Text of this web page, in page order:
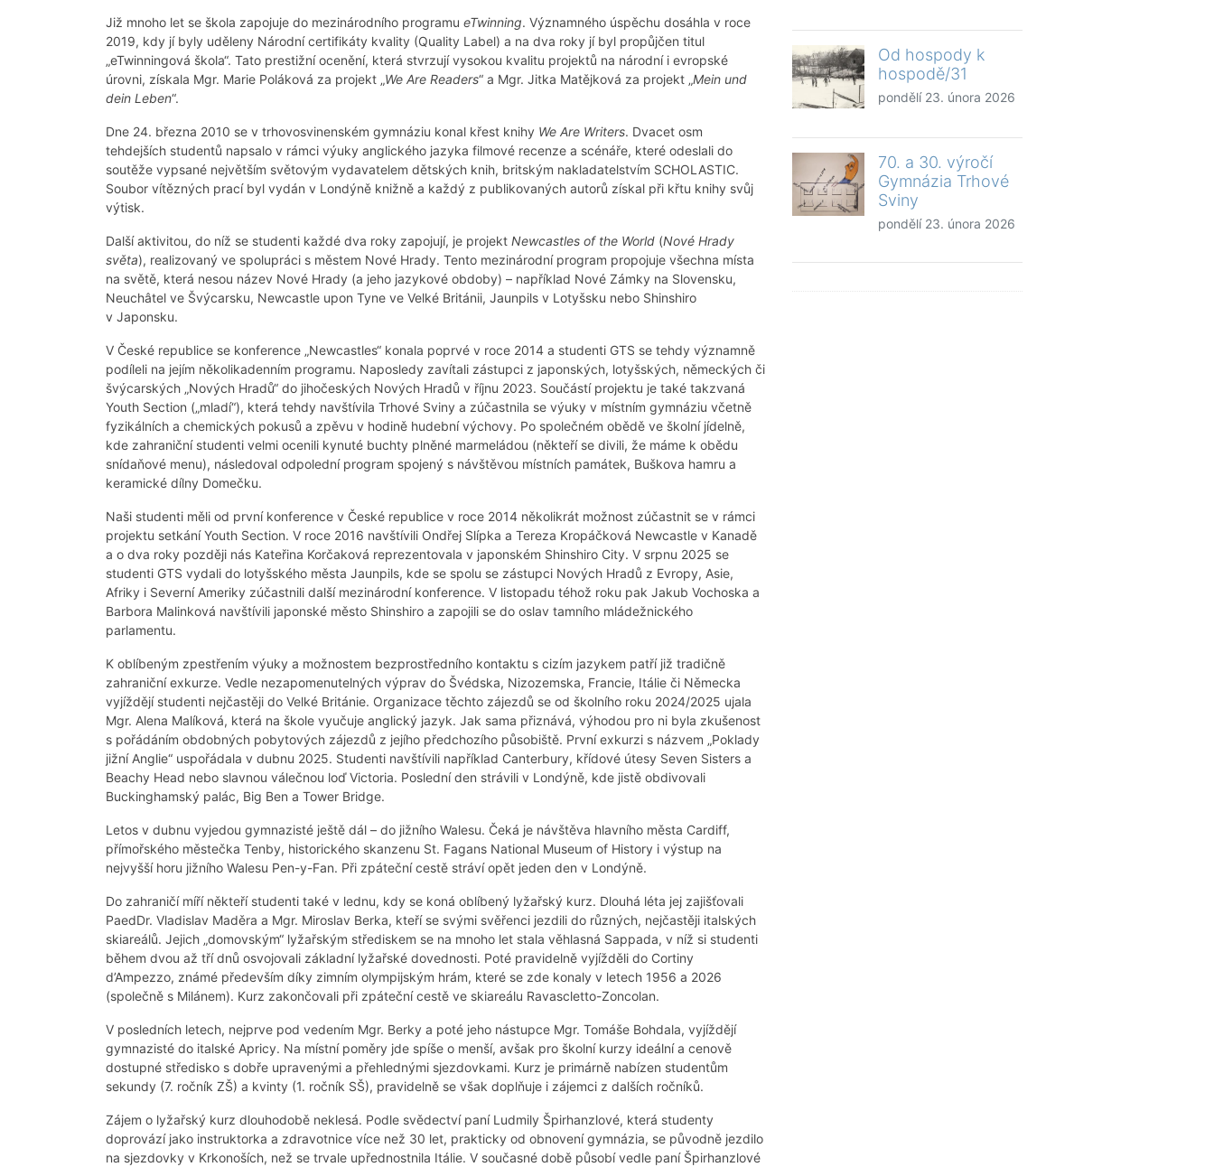
Již mnoho let se škola zapojuje do mezinárodního programu eTwinning. Významného úspěchu dosáhla v roce
2019, kdy jí byly uděleny Národní certifikáty kvality (Quality Label) a na dva roky jí byl propůjčen titul
„eTwinningová škola“. Tato prestižní ocenění, která stvrzují vysokou kvalitu projektů na národní i evropské
úrovni, získala Mgr. Marie Poláková za projekt „We Are Readers“ a Mgr. Jitka Matějková za projekt „Mein und
dein Leben“.
Dne 24. března 2010 se v trhovosvinenském gymnáziu konal křest knihy We Are Writers. Dvacet osm
tehdejších studentů napsalo v rámci výuky anglického jazyka filmové recenze a scénáře, které odeslali do
soutěže vypsané největším světovým vydavatelem dětských knih, britským nakladatelstvím SCHOLASTIC.
Soubor vítězných prací byl vydán v Londýně knižně a každý z publikovaných autorů získal při křtu knihy svůj
výtisk.
Další aktivitou, do níž se studenti každé dva roky zapojují, je projekt Newcastles of the World (Nové Hrady
světa), realizovaný ve spolupráci s městem Nové Hrady. Tento mezinárodní program propojuje všechna místa
na světě, která nesou název Nové Hrady (a jeho jazykové obdoby) – například Nové Zámky na Slovensku,
Neuchâtel ve Švýcarsku, Newcastle upon Tyne ve Velké Británii, Jaunpils v Lotyšsku nebo Shinshiro
v Japonsku.
V České republice se konference „Newcastles“ konala poprvé v roce 2014 a studenti GTS se tehdy významně
podíleli na jejím několikadenním programu. Naposledy zavítali zástupci z japonských, lotyšských, německých či
švýcarských „Nových Hradů“ do jihočeských Nových Hradů v říjnu 2023. Součástí projektu je také takzvaná
Youth Section („mladí“), která tehdy navštívila Trhové Sviny a zúčastnila se výuky v místním gymnáziu včetně
fyzikálních a chemických pokusů a zpěvu v hodině hudební výchovy. Po společném obědě ve školní jídelně,
kde zahraniční studenti velmi ocenili kynuté buchty plněné marmeládou (někteří se divili, že máme k obědu
snídaňové menu), následoval odpolední program spojený s návštěvou místních památek, Buškova hamru a
keramické dílny Domečku.
Naši studenti měli od první konference v České republice v roce 2014 několikrát možnost zúčastnit se v rámci
projektu setkání Youth Section. V roce 2016 navštívili Ondřej Slípka a Tereza Kropáčková Newcastle v Kanadě
a o dva roky později nás Kateřina Korčaková reprezentovala v japonském Shinshiro City. V srpnu 2025 se
studenti GTS vydali do lotyšského města Jaunpils, kde se spolu se zástupci Nových Hradů z Evropy, Asie,
Afriky i Severní Ameriky zúčastnili další mezinárodní konference. V listopadu téhož roku pak Jakub Vochoska a
Barbora Malinková navštívili japonské město Shinshiro a zapojili se do oslav tamního mládežnického
parlamentu.
K oblíbeným zpestřením výuky a možnostem bezprostředního kontaktu s cizím jazykem patří již tradičně
zahraniční exkurze. Vedle nezapomenutelných výprav do Švédska, Nizozemska, Francie, Itálie či Německa
vyjíždějí studenti nejčastěji do Velké Británie. Organizace těchto zájezdů se od školního roku 2024/2025 ujala
Mgr. Alena Malíková, která na škole vyučuje anglický jazyk. Jak sama přiznává, výhodou pro ni byla zkušenost
s pořádáním obdobných pobytových zájezdů z jejího předchozího působiště. První exkurzi s názvem „Poklady
jižní Anglie“ uspořádala v dubnu 2025. Studenti navštívili například Canterbury, křídové útesy Seven Sisters a
Beachy Head nebo slavnou válečnou loď Victoria. Poslední den strávili v Londýně, kde jistě obdivovali
Buckinghamský palác, Big Ben a Tower Bridge.
Letos v dubnu vyjedou gymnazisté ještě dál – do jižního Walesu. Čeká je návštěva hlavního města Cardiff,
přímořského městečka Tenby, historického skanzenu St. Fagans National Museum of History i výstup na
nejvyšší horu jižního Walesu Pen-y-Fan. Při zpáteční cestě stráví opět jeden den v Londýně.
Do zahraničí míří někteří studenti také v lednu, kdy se koná oblíbený lyžařský kurz. Dlouhá léta jej zajišťovali
PaedDr. Vladislav Maděra a Mgr. Miroslav Berka, kteří se svými svěřenci jezdili do různých, nejčastěji italských
skiareálů. Jejich „domovským“ lyžařským střediskem se na mnoho let stala věhlasná Sappada, v níž si studenti
během dvou až tří dnů osvojovali základní lyžařské dovednosti. Poté pravidelně vyjížděli do Cortiny
d’Ampezzo, známé především díky zimním olympijským hrám, které se zde konaly v letech 1956 a 2026
(společně s Milánem). Kurz zakončovali při zpáteční cestě ve skiareálu Ravascletto-Zoncolan.
V posledních letech, nejprve pod vedením Mgr. Berky a poté jeho nástupce Mgr. Tomáše Bohdala, vyjíždějí
gymnazisté do italské Apricy. Na místní poměry jde spíše o menší, avšak pro školní kurzy ideální a cenově
dostupné středisko s dobře upravenými a přehlednými sjezdovkami. Kurz je primárně nabízen studentům
sekundy (7. ročník ZŠ) a kvinty (1. ročník SŠ), pravidelně se však doplňuje i zájemci z dalších ročníků.
Zájem o lyžařský kurz dlouhodobě neklesá. Podle svědectví paní Ludmily Špirhanzlové, která studenty
doprovází jako instruktorka a zdravotnice více než 30 let, prakticky od obnovení gymnázia, se původně jezdilo
na sjezdovky v Krkonoších, než se trvale upřednostnila Itálie. V současné době působí vedle paní Špirhanzlové
Od hospody k
hospodě/31
pondělí 23. února 2026
70. a 30. výročí
Gymnázia Trhové
Sviny
pondělí 23. února 2026